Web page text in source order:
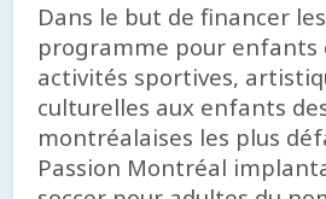
Dans le but de financer
programme pour enfants
activités sportives,
culturelles aux enfants
montréalaises les plus
Passion Montréal